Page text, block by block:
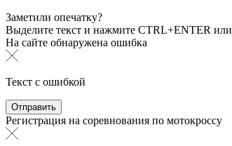
Заметили опечатку?
Выделите текст и нажмите CTRL+ENTER или
На сайте обнаружена ошибка
Текст с ошибкой
Регистрация на соревнования по мотокроссу